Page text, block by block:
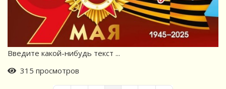
Введите какой-нибудь текст ...
315 просмотров